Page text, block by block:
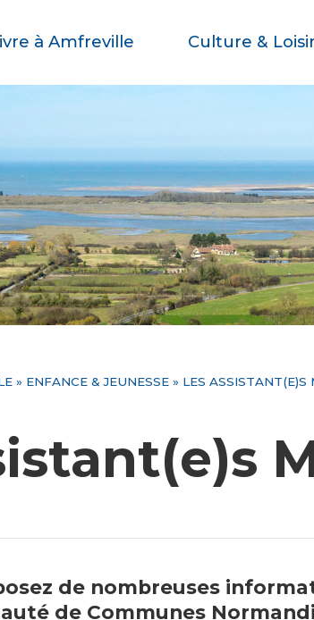
à Amfreville Culture &
» ENFANCE & JEUNESSE » LES ASSISTANT(E)S
de nombreuses
de Communes